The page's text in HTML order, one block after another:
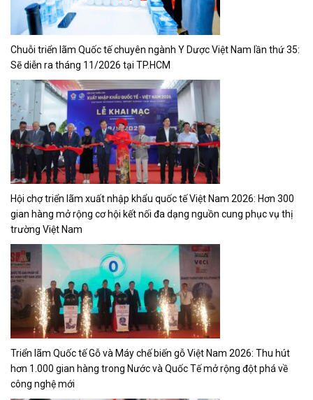
Triển lãm Quốc tế Gỗ và Máy chế biến gỗ Việt Nam 2026: Thu hút
hơn 1.000 gian hàng trong Nước và Quốc Tế mở rộng đột phá về
Xây dựng kênh bán hàng online
Doanh nhân Vĩnh Long tại TP.HCM: Đại hội Đại biểu lần thứ I
CLB nhiệm kỳ 2026-2030 “Hợp tác – Phát triển- Hướng về
quê hương Vĩnh Long”
Từ bảng mẫu đến thực tế: Vì sao cùng một màu sơn nhưng
lên tường lại khác xa kỳ vọng?
Giải chạy VPBank Ho Chi Minh City Music Half Marathon
2026 đã chính thức khai mạc
Chiến dịch Hữu cơ EU khởi động tại Việt Nam, thúc đẩy
người tiêu dùng đưa ra lựa chọn sáng suốt